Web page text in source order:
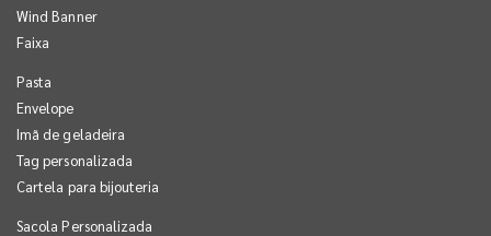
Wind Banner
Faixa
Pasta
Envelope
Imã de geladeira
Tag personalizada
Cartela para bijouteria
Sacola Personalizada